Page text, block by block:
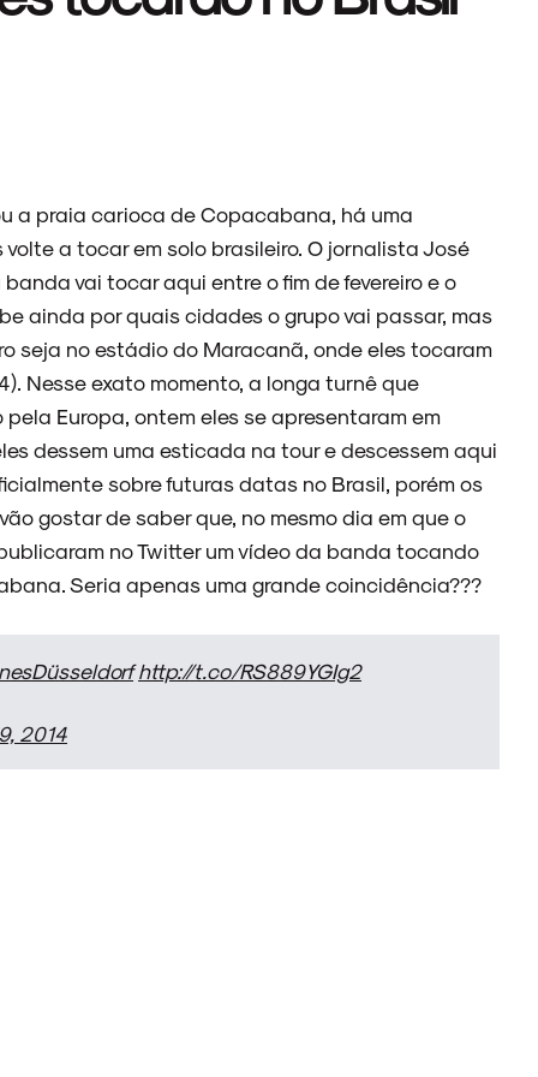
a praia carioca de Copacabana, há uma
a tocar em solo brasileiro. O jornalista José
vai tocar aqui entre o fim de fevereiro e o
ainda por quais cidades o grupo vai passar, mas
seja no estádio do Maracanã, onde eles tocaram
Nesse exato momento, a longa turnê que
Europa, ontem eles se apresentaram em
dessem uma esticada na tour e descessem aqui
sobre futuras datas no Brasil, porém os
gostar de saber que, no mesmo dia em que o
no Twitter um vídeo da banda tocando
Seria apenas uma grande coincidência???
http://t.co/RS889YGIg2
2014